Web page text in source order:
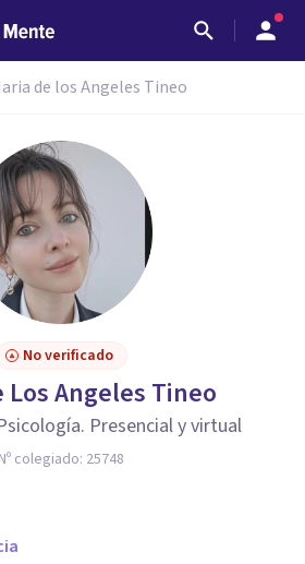
de los Angeles Tineo
No verificado
Los Angeles Tineo
Presencial y virtual
Nº colegiado: 25748